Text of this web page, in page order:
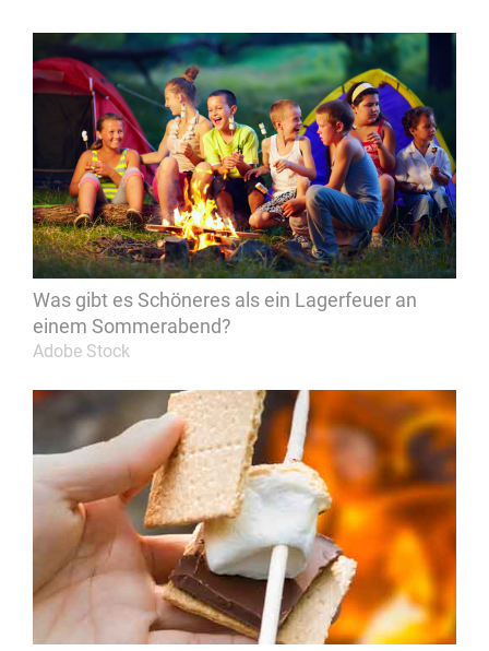
Was gibt es Schöneres als ein Lagerfeuer an
einem Sommerabend?
Adobe Stock